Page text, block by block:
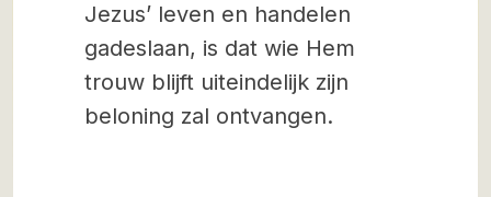
Jezus’ leven en handelen
gadeslaan, is dat wie Hem
trouw blijft uiteindelijk zijn
beloning zal ontvangen.